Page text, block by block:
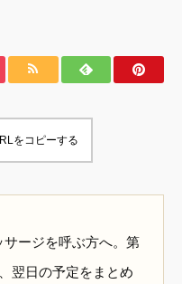
をコピーする
ージを呼ぶ方へ。第
翌日の予定をまとめ